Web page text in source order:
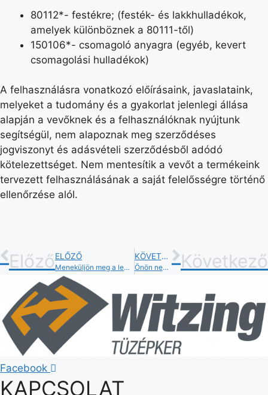
80112*- festékre; (festék- és lakkhulladékok,
amelyek különböznek a 80111-től)
150106*- csomagoló anyagra (egyéb, kevert
csomagolási hulladékok)
A felhasználásra vonatkozó előírásaink, javaslataink,
melyeket a tudomány és a gyakorlat jelenlegi állása
alapján a vevőknek és a felhasználóknak nyújtunk
segítségül, nem alapoznak meg szerződéses
jogviszonyt és adásvételi szerződésből adódó
kötelezettséget. Nem mentesítik a vevőt a termékeink
tervezett felhasználásának a saját felelősségre történő
ellenőrzése alól.
ElőzőELŐZŐ
Meneküljön meg a legrosszabb élménytől
KÖVETKEZŐ
Önön nem foghat ki a víz! Következő
Facebook
KAPCSOLAT